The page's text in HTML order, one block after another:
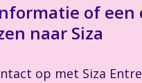
of een
naar Siza
op met Siza